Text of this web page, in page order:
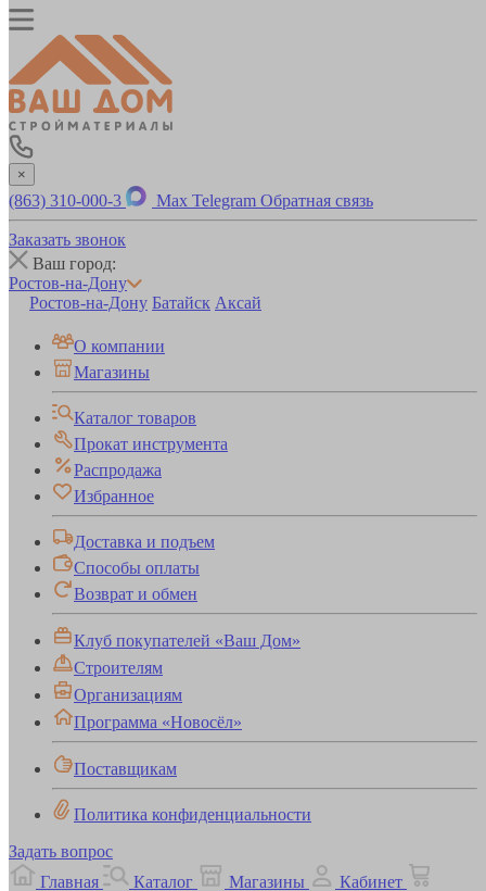
×
(863) 310-000-3 Max Telegram Обратная связь
Заказать звонок
Ваш город:
Ростов-на-Дону
Ростов-на-Дону Батайск Аксай
О компании
Магазины
Каталог товаров
Прокат инструмента
Распродажа
Избранное
Доставка и подъем
Способы оплаты
Возврат и обмен
Клуб покупателей «Ваш Дом»
Строителям
Организациям
Программа «Новосёл»
Поставщикам
Политика конфиденциальности
Задать вопрос
Главная
Каталог Магазины
Кабинет